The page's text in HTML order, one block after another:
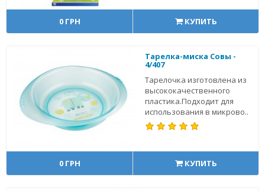
0 ГРН КУПИТЬ
Тарелка-миска Совы -
4/407
Тарелочка изготовлена из
высококачественного
пластика.Подходит для
использования в микрово..
0 ГРН КУПИТЬ